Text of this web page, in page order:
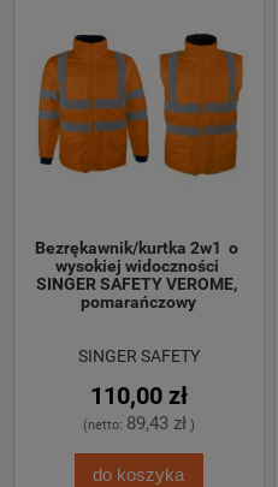
Bezrękawnik/kurtka 2w1  o
wysokiej widoczności
SINGER SAFETY VEROME,
pomarańczowy
SINGER SAFETY
110,00 zł
(netto: 89,43 zł)
do koszyka